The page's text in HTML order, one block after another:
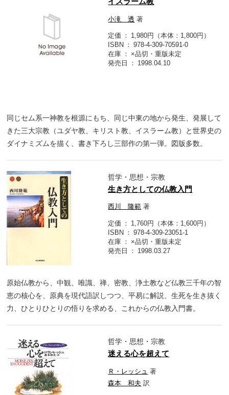
小滝 透 著
定価
1,980円（本体：1,800円）
ISBN
978-4-309-70591-0
在庫
×品切・重版未定
発売日
1998.04.10
同じセム系一神教を根源にもち、同じ中東の地から発生、発展して
きた三大宗教（ユダヤ教、キリスト教、イスラーム教）と世界史の
ダイナミズムを描く、書き下ろし三部作の第一弾。図版多数。
哲学・思想・宗教
生き方としての仏教入門
西川 隆範 著
定価
1,760円（本体：1,600円）
ISBN
978-4-309-23051-1
在庫
×品切・重版未定
発売日
1998.03.27
原始仏教から、中観、唯識、禅、密教、浄土教など仏教三千年の智
恵の核心を、原典を現代語訳しつつ、平易に解説、生死を生き抜く
力、ひとりひとりの悟りを求める、これからの仏教入門書。
哲学・思想・宗教
迷える心を超えて
Ｒ・レッシュ 著
森本 和夫 訳